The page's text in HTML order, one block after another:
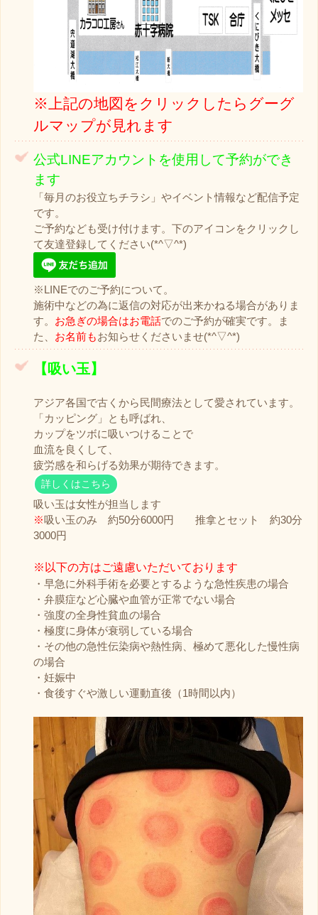
※上記の地図をクリックしたらグーグ
ルマップが見れます
公式LINEアカウントを使用して予約ができ
ます
「毎月のお役立ちチラシ」やイベント情報など配信予定
です。
ご予約なども受け付けます。下のアイコンをクリックし
て友達登録してください(*^▽^*)
※LINEでのご予約について。
施術中などの為に返信の対応が出来かねる場合がありま
す。 お急ぎの場合はお電話でのご予約が確実です。ま
た、 お名前もお知らせくださいませ(*^▽^*)
【吸い玉】
アジア各国で古くから民間療法として愛されています。
「カッピング」とも呼ばれ、
カップをツボに吸いつけることで
血流を良くして、
疲労感を和らげる効果が期待できます。
詳しくはこちら
吸い玉は女性が担当します
※吸い玉のみ 約50分6000円 推拿とセット 約30分
3000円
※以下の方はご遠慮いただいております
・早急に外科手術を必要とするような急性疾患の場合
・弁膜症など心臓や血管が正常でない場合
・強度の全身性貧血の場合
・極度に身体が衰弱している場合
・その他の急性伝染病や熱性病、極めて悪化した慢性病
の場合
・妊娠中
・食後すぐや激しい運動直後（1時間以内）